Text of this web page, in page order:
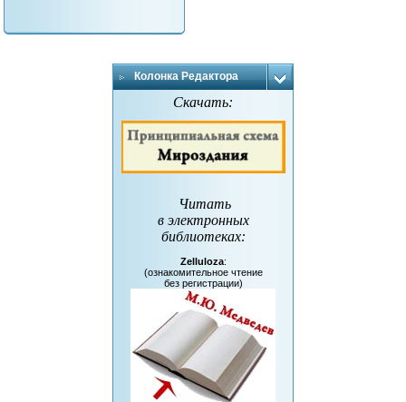
Колонка Редактора
Скачать:
Читать
в электронных
библиотеках:
Zelluloza:
(ознакомительное чтение
без регистрации)